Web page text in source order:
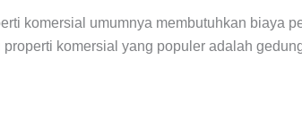
komersial umumnya membutuhkan biaya
komersial yang populer adalah